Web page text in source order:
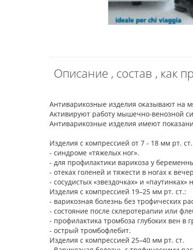
Описание , состав , как
Антиварикозные изделия оказывают на
Активируют работу мышечно-венозной
Антиварикозные изделия имеют
Изделия с компрессией от 7 - 18 мм рт.
- синдроме «тяжелых ног».
- для профилактики варикоза у
- отеках голеней и тяжести в ногах к
- сосудистых «звездочках» и «паутинках»
Изделия с компрессией 19–25 мм рт. ст.:
- варикозная болезнь без трофических
- состояние после склеротерапии или
- профилактика тромбоза глубоких вен в
- острый тромбофлебит.
Изделия с компрессией 25–40 мм рт. ст.